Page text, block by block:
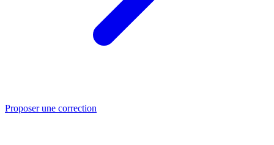
Proposer une correction